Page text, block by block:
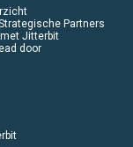
Partners
Jitterbit
door